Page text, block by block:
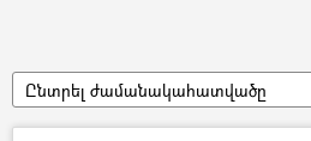
Ընտրել ժամանակահատվածը